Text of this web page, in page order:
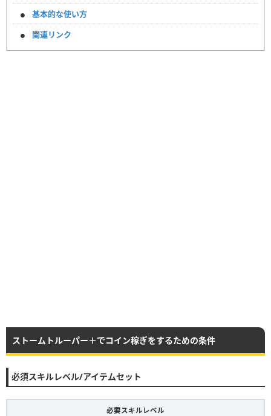
基本的な使い方
関連リンク
ストームトルーパー＋でコイン稼ぎをするための条件
必須スキルレベル/アイテムセット
必要スキルレベル